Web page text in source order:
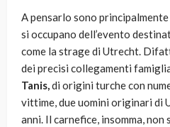
A pensarlo sono
si occupano dell’evento
come la strage di Utrecht.
dei precisi collegamenti
Tanis,di origini turche con
vittime, due uomini originari di
anni. Il carnefice, insomma, non